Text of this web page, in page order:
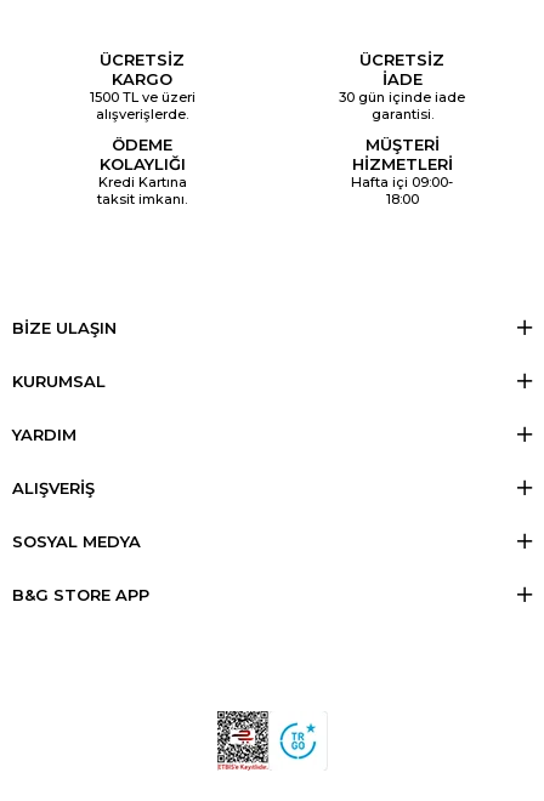
ÜCRETSİZ
KARGO
1500 TL ve üzeri
alışverişlerde.
ÜCRETSİZ
İADE
30 gün içinde iade
garantisi.
ÖDEME
KOLAYLIĞI
Kredi Kartına
taksit imkanı.
MÜŞTERİ
HİZMETLERİ
Hafta içi 09:00-
18:00
BİZE ULAŞIN
KURUMSAL
YARDIM
ALIŞVERİŞ
SOSYAL MEDYA
B&G STORE APP